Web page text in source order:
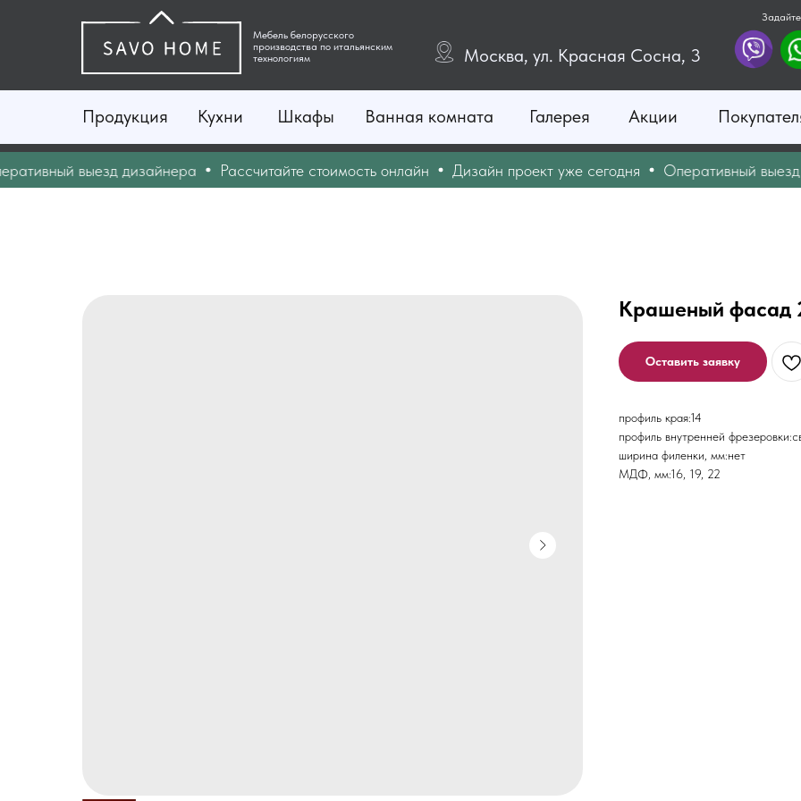
Мебель белорусского
производства по итальянским
технологиям
Галерея
Москва, ул. Красная Сосна, 3
Ванная комната
Продукция Шкафы
Кухни Акции
выезд дизайнера Рассчитайте стоимость онлайн Дизайн проект уже сегодня Оперативный выезд
Крашеный фасад
Оставить заявку
профиль края:14
профиль внутренней
ширина филенки, мм:нет
МДФ, мм:16, 19, 22